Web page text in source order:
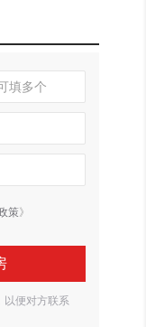
策》
以便对方联系